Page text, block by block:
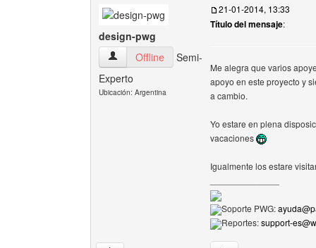
design-pwg
design-pwg Ver perfil del usuario
Offline
Semi-
Experto
Ubicación: Argentina
21-01-2014, 13:33
Título del mensaje:
Me alegra que varios
apoyo en este proyecto y
a cambio.
Yo estare en plena
vacaciones
Igualmente los estare
Soporte PWG:
Reportes:support-